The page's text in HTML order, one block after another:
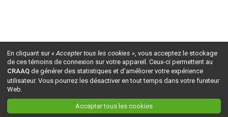
En cliquant sur« Accepter tous les cookies », vous acceptez le stockage
de ces témoins de connexion sur votre appareil. Ceux-ci permettent au
CRAAQ de générer des statistiques et d'améliorer votre expérience
utilisateur. Vous pourrez les désactiver en tout temps dans votre fureteur
Web.
Accepter tous les cookies